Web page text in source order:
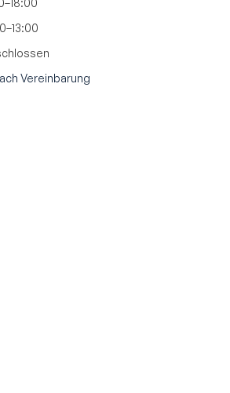
Vereinbarung